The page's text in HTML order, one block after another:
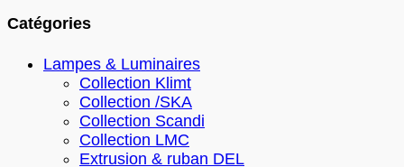
Catégories
Lampes & Luminaires
Collection Klimt
Collection /SKA
Collection Scandi
Collection LMC
Extrusion & ruban DEL